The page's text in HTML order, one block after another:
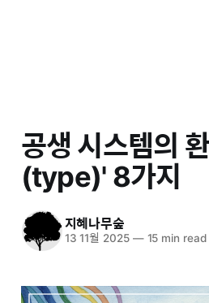
공생 시스템의
(type)' 8가지
지혜나무숲
13 11월 2025 —15 min read